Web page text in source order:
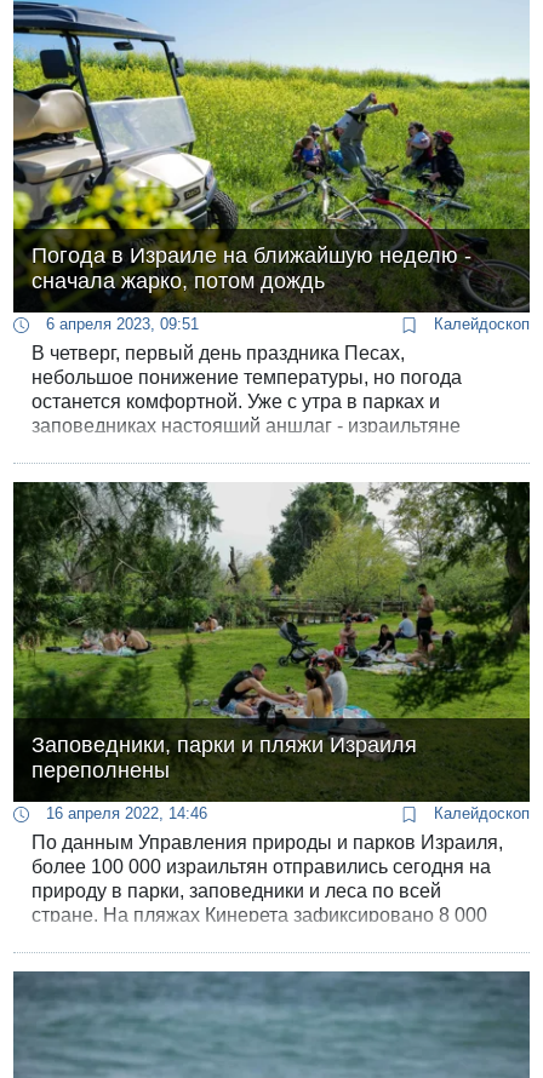
столбики термометров прыгнут вниз более чем на
10 градусов.
Погода в Израиле на ближайшую неделю -
сначала жарко, потом дождь
6 апреля 2023, 09:51 Калейдоскоп
В четверг, первый день праздника Песах,
небольшое понижение температуры, но погода
останется комфортной. Уже с утра в парках и
заповедниках настоящий аншлаг - израильтяне
Заповедники, парки и пляжи Израиля
переполнены
16 апреля 2022, 14:46 Калейдоскоп
По данным Управления природы и парков Израиля,
более 100 000 израильтян отправились сегодня на
природу в парки, заповедники и леса по всей
стране. На пляжах Кинерета зафиксировано 8 000